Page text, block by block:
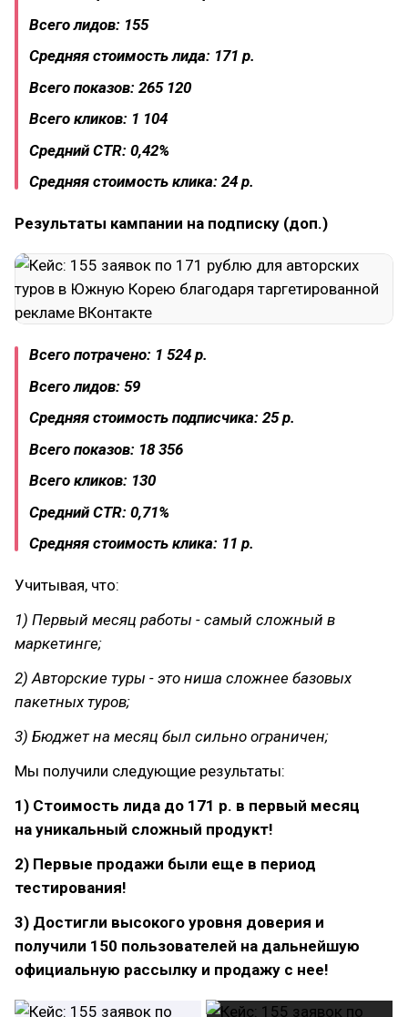
Всего лидов: 155
Средняя стоимость лида: 171 р.
Всего показов: 265 120
Всего кликов: 1 104
Средний CTR: 0,42%
Средняя стоимость клика: 24 р.
Результаты кампании на подписку (доп.)
Всего потрачено: 1 524 р.
Всего лидов: 59
Средняя стоимость подписчика: 25 р.
Всего показов: 18 356
Всего кликов: 130
Средний CTR: 0,71%
Средняя стоимость клика: 11 р.
Учитывая, что:
1) Первый месяц работы - самый сложный в
маркетинге;
2) Авторские туры - это ниша сложнее базовых
пакетных туров;
3) Бюджет на месяц был сильно ограничен;
Мы получили следующие результаты:
1) Стоимость лида до 171 р. в первый месяц
на уникальный сложный продукт!
2) Первые продажи были еще в период
тестирования!
3) Достигли высокого уровня доверия и
получили 150 пользователей на дальнейшую
официальную рассылку и продажу с нее!